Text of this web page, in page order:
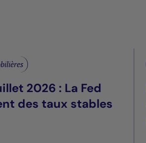
2026 : La Fed
des taux stables